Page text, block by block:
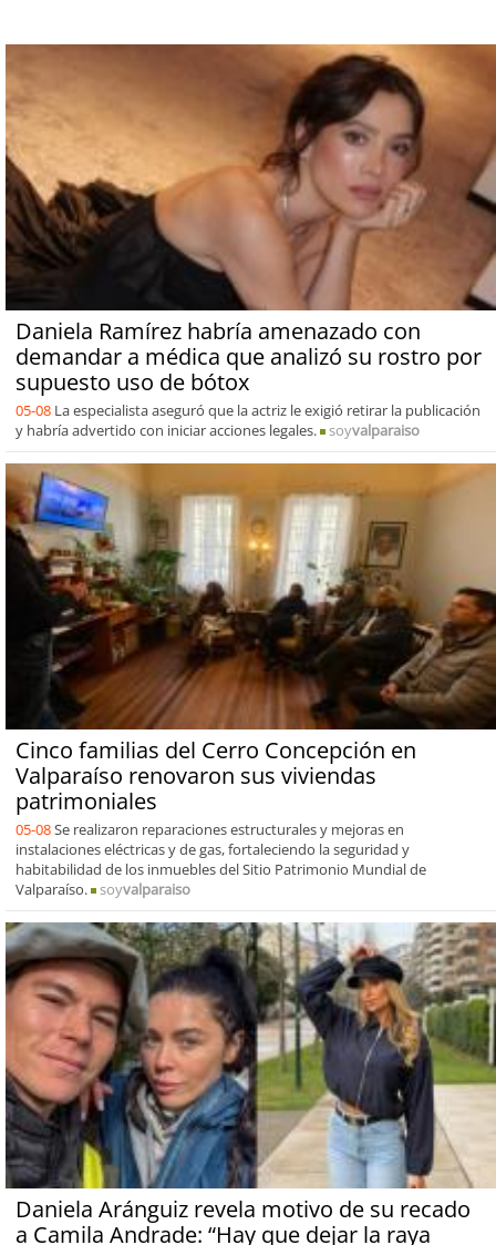
Daniela Ramírez habría amenazado con
demandar a médica que analizó su rostro por
supuesto uso de bótox
05-08 La especialista aseguró que la actriz le exigió retirar la publicación
y habría advertido con iniciar acciones legales.
soyvalparaiso
Cinco familias del Cerro Concepción en
Valparaíso renovaron sus viviendas
patrimoniales
05-08Se realizaron reparaciones estructurales y mejoras en
instalaciones eléctricas y de gas, fortaleciendo la seguridad y
habitabilidad de los inmuebles del Sitio Patrimonio Mundial de
Valparaíso.
soyvalparaiso
Daniela Aránguiz revela motivo de su recado
a Camila Andrade: “Hay que dejar la raya